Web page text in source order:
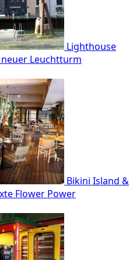
Lighthouse
Leuchtturm
Bikini Island &
Flower Power